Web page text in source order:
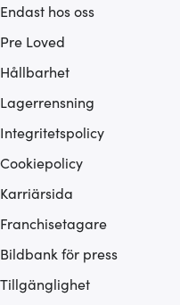
Endast hos oss
Pre Loved
Hållbarhet
Lagerrensning
Integritetspolicy
Cookiepolicy
Karriärsida
Franchisetagare
Bildbank för press
Tillgänglighet